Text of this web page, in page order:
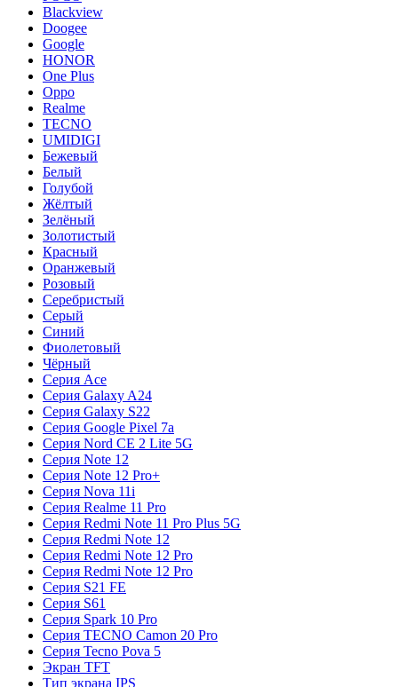
Blackview
Doogee
Google
HONOR
One Plus
Oppo
Realme
TECNO
UMIDIGI
Бежевый
Белый
Голубой
Жёлтый
Зелёный
Золотистый
Красный
Оранжевый
Розовый
Серебристый
Серый
Синий
Фиолетовый
Чёрный
Серия Ace
Серия Galaxy A24
Серия Galaxy S22
Серия Google Pixel 7a
Серия Nord CE 2 Lite 5G
Серия Note 12
Серия Note 12 Pro+
Серия Nova 11i
Серия Realme 11 Pro
Серия Redmi Note 11 Pro Plus 5G
Серия Redmi Note 12
Серия Redmi Note 12 Pro
Серия Redmi Note 12 Pro
Серия S21 FE
Серия S61
Серия Spark 10 Pro
Серия TECNO Camon 20 Pro
Серия Tecno Pova 5
Экран TFT
Тип экрана IPS